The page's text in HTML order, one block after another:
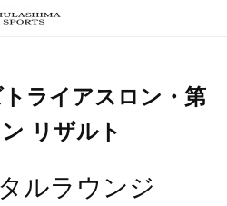
ライアスロン・第
リザルト
ルラウンジ